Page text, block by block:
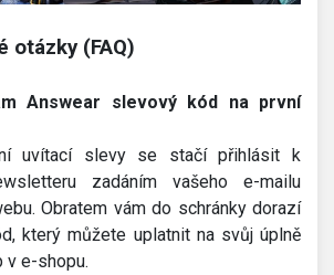
otázky (FAQ)
Answear slevový kód na první
uvítací slevy se stačí přihlásit k
zadáním vašeho e-mailu
Obratem vám do schránky dorazí
který můžete uplatnit na svůj úplně
v e-shopu.